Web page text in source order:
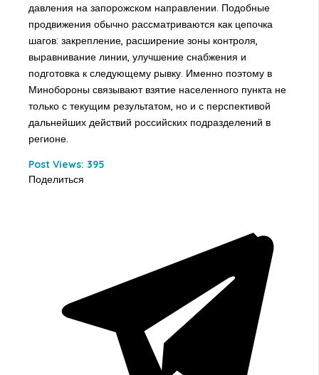
давления на запорожском направлении. Подобные
продвижения обычно рассматриваются как цепочка
шагов: закрепление, расширение зоны контроля,
выравнивание линии, улучшение снабжения и
подготовка к следующему рывку. Именно поэтому в
Минобороны связывают взятие населенного пункта не
только с текущим результатом, но и с перспективой
дальнейших действий российских подразделений в
регионе.
Post Views: 395
Поделиться